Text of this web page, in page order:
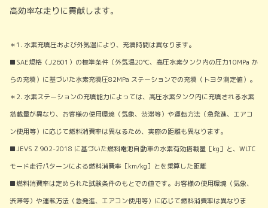
高効率な走りに貢献します。
＊1. 水素充填圧および外気温により、充填時間は異なります。
■SAE規格（J2601）の標準条件（外気温20℃、高圧水素タンク内の圧力10MPa か
らの充填）に基づいた水素充填圧82MPa ステーションでの充填（トヨタ測定値）。
＊2. 水素ステーションの充填能力によっては、高圧水素タンク内に充填される水素
搭載量が異なり、お客様の使用環境（気象、渋滞等）や運転方法（急発進、エアコ
ン使用等）に応じて燃料消費率は異なるため、実際の距離も異なります。
■JEVS Z 902-2018 に基づいた燃料電池自動車の水素有効搭載量［kg］と、WLTC
モード走行パターンによる燃料消費率［km/kg］とを乗算した距離
■燃料消費率は定められた試験条件のもとでの値です。お客様の使用環境（気象、
渋滞等）や運転方法（急発進、エアコン使用等）に応じて燃料消費率は異なりま